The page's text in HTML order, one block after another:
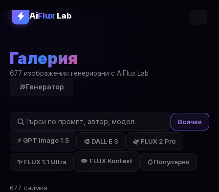
AiFluxLab
Галерия
677 изображения генерирани с AiFlux Lab
Генератор
Всички
⚡ GPT Image 1.5 🎨 DALL·E 3 🌿 FLUX 2 Pro
✨ FLUX 1.1 Ultra ✏️ FLUX Kontext Популярни
677 снимки